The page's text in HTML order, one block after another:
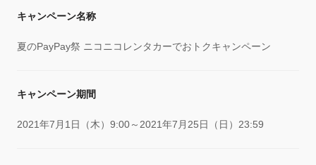
キャンペーン名称
夏のPayPay祭 ニコニコレンタカーでおトクキャンペーン
キャンペーン期間
2021年7月1日（木）9:00～2021年7月25日（日）23:59